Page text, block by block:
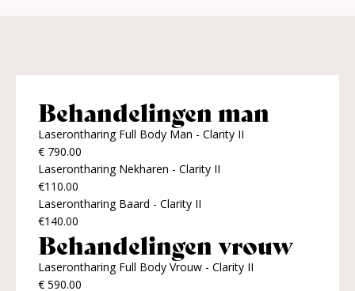
Behandelingen man
Laserontharing Full Body Man - Clarity II
€ 790.00
Laserontharing Nekharen - Clarity II
€110.00
Laserontharing Baard - Clarity II
€140.00
Behandelingen vrouw
Laserontharing Full Body Vrouw - Clarity II
€ 590.00